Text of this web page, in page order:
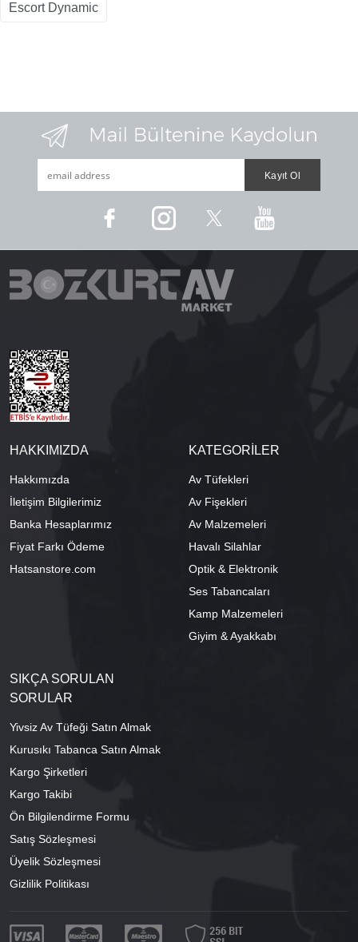
Escort Dynamic
HAKKIMIZDA
Hakkımızda
İletişim Bilgilerimiz
Banka Hesaplarımız
Fiyat Farkı Ödeme
Hatsanstore.com
KATEGORİLER
Av Tüfekleri
Av Fişekleri
Av Malzemeleri
Havalı Silahlar
Optik & Elektronik
Ses Tabancaları
Kamp Malzemeleri
Giyim & Ayakkabı
SIKÇA SORULAN
SORULAR
Yivsiz Av Tüfeği Satın Almak
Kurusıkı Tabanca Satın Almak
Kargo Şirketleri
Kargo Takibi
Ön Bilgilendirme Formu
Satış Sözleşmesi
Üyelik Sözleşmesi
Gizlilik Politikası